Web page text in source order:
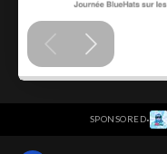
SPONSORED·